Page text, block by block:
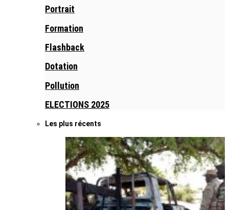
Portrait
Formation
Flashback
Dotation
Pollution
ELECTIONS 2025
Les plus récents